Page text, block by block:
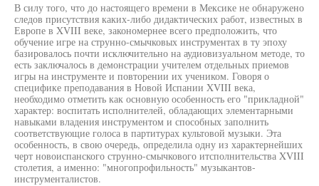
В силу того, что до настоящего времени в Мексике не обнаружено
следов присутствия каких-либо дидактических работ, известных в
Европе в XVIII веке, закономернее всего предположить, что
обучение игре на струнно-смычковых инструментах в ту эпоху
базировалось почти исключительно на аудиовизуальном методе, то
есть заключалось в демонстрации учителем отдельных приемов
игры на инструменте и повторении их учеником. Говоря о
специфике преподавания в Новой Испании XVIII века,
необходимо отметить как основную особенность его "прикладной"
характер: воспитать исполнителей, обладающих элементарными
навыками владения инструментом и способных заполнить
соответствующие голоса в партитурах культовой музыки. Эта
особенность, в свою очередь, определила одну из характернейших
черт новоиспанского струнно-смычкового итсполнительства XVIII
столетия, а именно: "многопрофильность" музыкантов-
инструменталистов.